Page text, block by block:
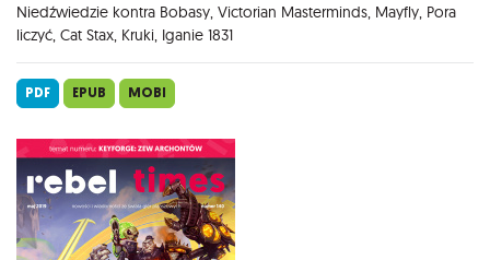
Niedźwiedzie kontra Bobasy, Victorian Masterminds, Mayfly, Pora
liczyć, Cat Stax, Kruki, Iganie 1831
PDF EPUB MOBI